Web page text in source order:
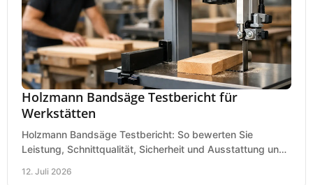
Holzmann Bandsäge Testbericht für
Werkstätten
Holzmann Bandsäge Testbericht: So bewerten Sie
Leistung, Schnittqualität, Sicherheit und Ausstattung und
12. Juli 2026